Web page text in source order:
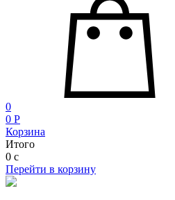
0
0 P
Корзина
Итого
0 c
Перейти в корзину